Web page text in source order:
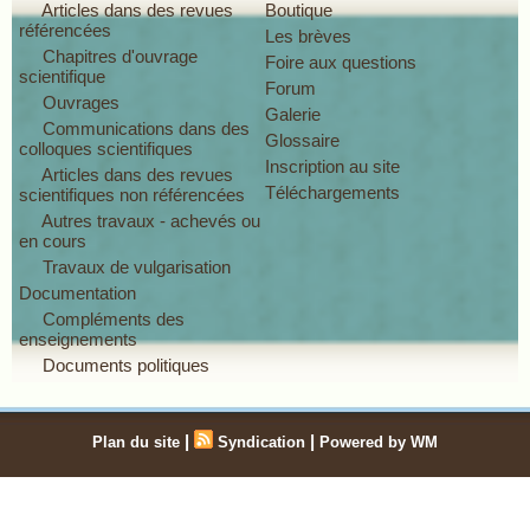
Articles dans des revues
référencées
Chapitres d'ouvrage
scientifique
Ouvrages
Communications dans des
colloques scientifiques
Articles dans des revues
scientifiques non référencées
Autres travaux - achevés ou
en cours
Travaux de vulgarisation
Documentation
Compléments des
enseignements
Documents politiques
Boutique
Les brèves
Foire aux questions
Forum
Galerie
Glossaire
Inscription au site
Téléchargements
Plan du site | Syndication | Powered by WM